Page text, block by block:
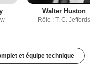
Walter Huston
Rôle : T. C. Jeffords
et équipe technique